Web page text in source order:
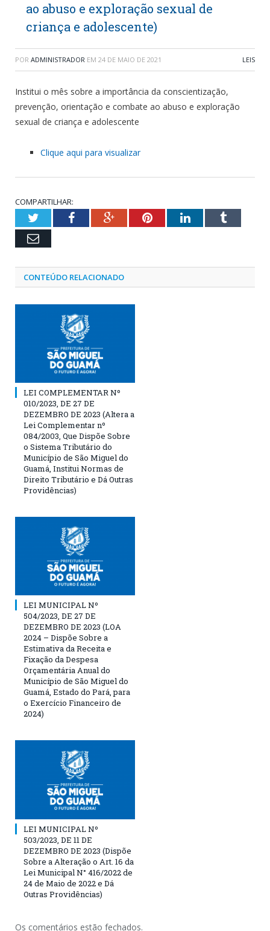
ao abuso e exploração sexual de
criança e adolescente)
POR ADMINISTRADOR EM 24 DE MAIO DE 2021 LEIS
Institui o mês sobre a importância da conscientização,
prevenção, orientação e combate ao abuso e exploração
sexual de criança e adolescente
Clique aqui para visualizar
COMPARTILHAR:
TwitterFacebookGoogle+PinterestLinkedInTumblr
Email
CONTEÚDO RELACIONADO
LEI COMPLEMENTAR Nº
010/2023, DE 27 DE
DEZEMBRO DE 2023 (Altera a
Lei Complementar nº
084/2003, Que Dispõe Sobre
o Sistema Tributário do
Município de São Miguel do
Guamá, Institui Normas de
Direito Tributário e Dá Outras
Providências)
LEI MUNICIPAL Nº
504/2023, DE 27 DE
DEZEMBRO DE 2023 (LOA
2024 – Dispõe Sobre a
Estimativa da Receita e
Fixação da Despesa
Orçamentária Anual do
Município de São Miguel do
Guamá, Estado do Pará, para
o Exercício Financeiro de
2024)
LEI MUNICIPAL Nº
503/2023, DE 11 DE
DEZEMBRO DE 2023 (Dispõe
Sobre a Alteração o Art. 16 da
Lei Municipal N° 416/2022 de
24 de Maio de 2022 e Dá
Outras Providências)
Os comentários estão fechados.